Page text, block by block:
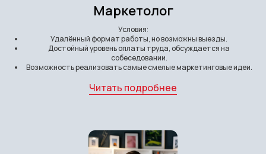
Маркетолог
Условия:
Удалённый формат работы, но возможны выезды.
Достойный уровень оплаты труда, обсуждается на
собеседовании.
Возможность реализовать самые смелые маркетинговые идеи.
Читать подробнее